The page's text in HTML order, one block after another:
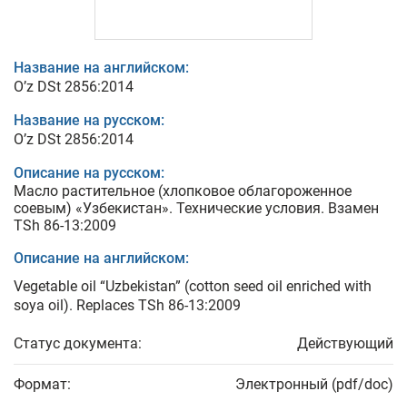
Название на английском:
O’z DSt 2856:2014
Название на русском:
O’z DSt 2856:2014
Описание на русском:
Масло растительное (хлопковое облагороженное
соевым) «Узбекистан». Технические условия. Взамен
TSh 86-13:2009
Описание на английском:
Vegetable oil “Uzbekistan” (cotton seed oil enriched with
soya oil). Replaces TSh 86-13:2009
Статус документа: Действующий
Формат: Электронный (pdf/doc)